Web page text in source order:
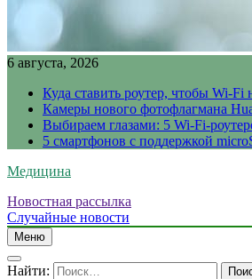
6 августа, 2026
Куда ставить роутер, чтобы Wi-Fi
Камеры нового фотофлагмана
Выбираем глазами: 5 Wi-Fi-
5 смартфонов с поддержкой
Медицина
Новостная рассылка
Случайные новости
Меню
Найти: